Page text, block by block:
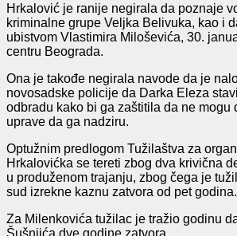
Hrkalović je ranije negirala da poznaje
kriminalne grupe Veljka Belivuka, kao i
ubistvom Vlastimira Miloševića, 30.
centru Beograda.
Ona je takođe negirala navode da je
novosadske policije da Darka Eleza
odbradu kako bi ga zaštitila da ne mogu
uprave da ga nadziru.
Optužnim predlogom Tužilaštva za
Hrkalovićka se tereti zbog dva krivična
u produženom trajanju, zbog čega je
sud izrekne kaznu zatvora od pet godina.
Za Milenkovića tužilac je tražio godinu
Šušnjića dve godine zatvora.